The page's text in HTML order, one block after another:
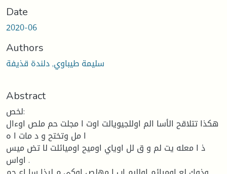
Date
2020-06
Authors
سليمة طيباوي, دلندة قذيفة
Abstract
لخص:
هكذا تتلاقح الأسا الم اوللجيويالت اوت ا مجلت حم ملص اوءال
ا مل وتختح و د مات ا ه
ذ ا معله يت لم و ق لل اوياي اوميح اوميائلت لا تض ميس
اواس .